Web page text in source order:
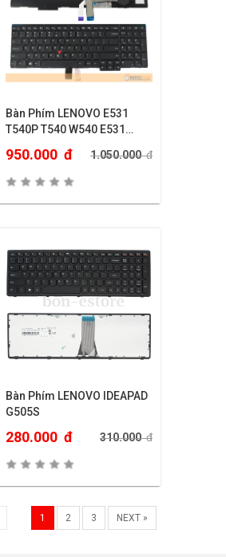
Bàn Phím LENOVO E531
T540P T540 W540 E531
950.000 đ 1.050.000đ
Bàn Phím LENOVO IDEAPAD
G505S
280.000 đ 310.000đ
1 2 3 NEXT »